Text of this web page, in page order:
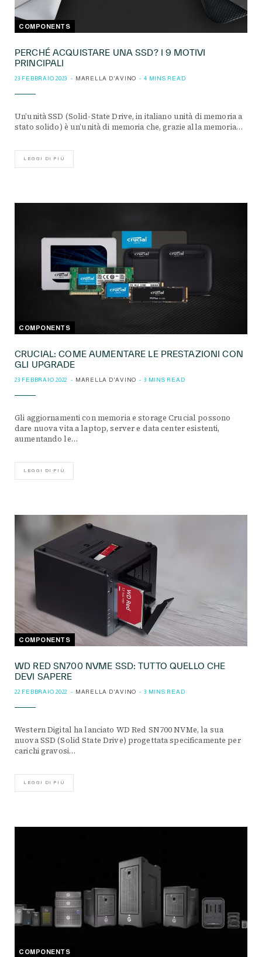
COMPONENTS
PERCHÉ ACQUISTARE UNA SSD? I 9 MOTIVI
PRINCIPALI
23 FEBBRAIO 2023 MARELLA D'AVINO 4 MINS READ
Un’unità SSD (Solid-State Drive, in italiano unità di memoria a
stato solido) è un’unità di memoria che, grazie alla memoria…
LEGGI DI PIÙ
COMPONENTS
CRUCIAL: COME AUMENTARE LE PRESTAZIONI CON
GLI UPGRADE
23 FEBBRAIO 2022 MARELLA D'AVINO 3 MINS READ
Gli aggiornamenti con memoria e storage Crucial possono
dare nuova vita a laptop, server e data center esistenti,
aumentando le…
LEGGI DI PIÙ
COMPONENTS
WD RED SN700 NVME SSD: TUTTO QUELLO CHE
DEVI SAPERE
22 FEBBRAIO 2022 MARELLA D'AVINO 3 MINS READ
Western Digital ha lanciato WD Red SN700 NVMe, la sua
nuova SSD (Solid State Drive) progettata specificamente per
carichi gravosi…
LEGGI DI PIÙ
COMPONENTS